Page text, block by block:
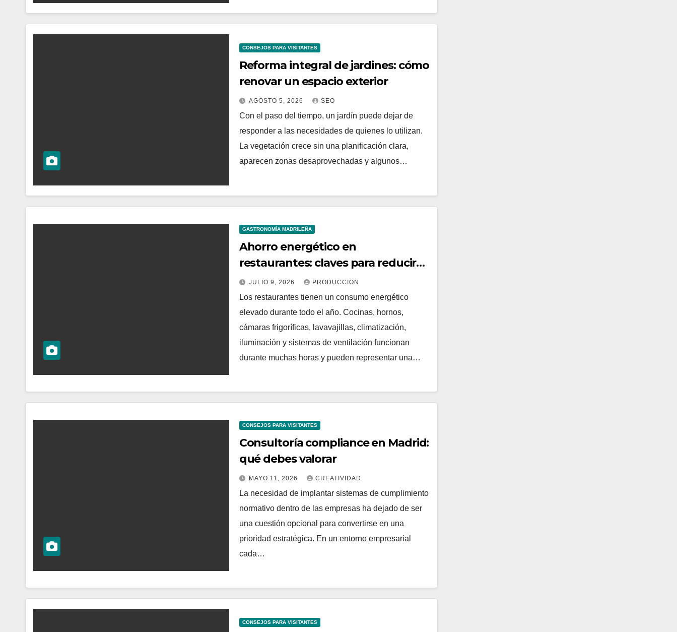
CONSEJOS PARA VISITANTES
Reforma integral de jardines: cómo
renovar un espacio exterior
AGOSTO 5, 2026 SEO
Con el paso del tiempo, un jardín puede dejar de
responder a las necesidades de quienes lo utilizan.
La vegetación crece sin una planificación clara,
aparecen zonas desaprovechadas y algunos…
GASTRONOMÍA MADRILEÑA
Ahorro energético en
restaurantes: claves para reducir
costes mensuales
JULIO 9, 2026 PRODUCCION
Los restaurantes tienen un consumo energético
elevado durante todo el año. Cocinas, hornos,
cámaras frigoríficas, lavavajillas, climatización,
iluminación y sistemas de ventilación funcionan
durante muchas horas y pueden representar una…
CONSEJOS PARA VISITANTES
Consultoría compliance en Madrid:
qué debes valorar
MAYO 11, 2026 CREATIVIDAD
La necesidad de implantar sistemas de cumplimiento
normativo dentro de las empresas ha dejado de ser
una cuestión opcional para convertirse en una
prioridad estratégica. En un entorno empresarial
cada…
CONSEJOS PARA VISITANTES